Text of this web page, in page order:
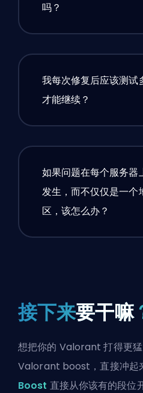
吗？
我每次修复后应该测试
才能继续？
如果问题在每个服务器
发生，而不仅仅是一个
区，该怎么办？
接下来要干嘛
想把你的 Valorant 打得更
Valorant boost，直接冲起
Boost 直接从你该有的段位